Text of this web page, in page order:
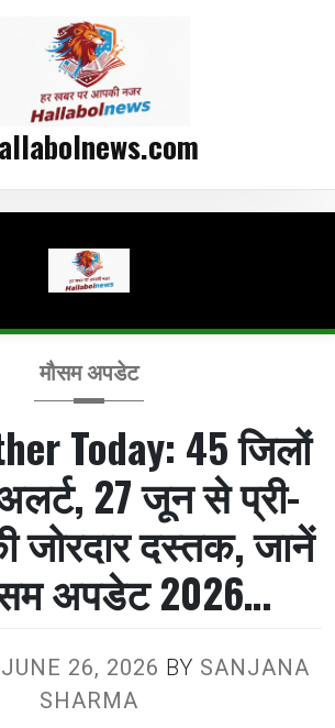
मौसम अपडेट
Today: 45 जिलों
27 जून से प्री-
जोरदार दस्तक, जानें
अपडेट 2026…
JUNE 26, 2026 BY SANJANA
SHARMA